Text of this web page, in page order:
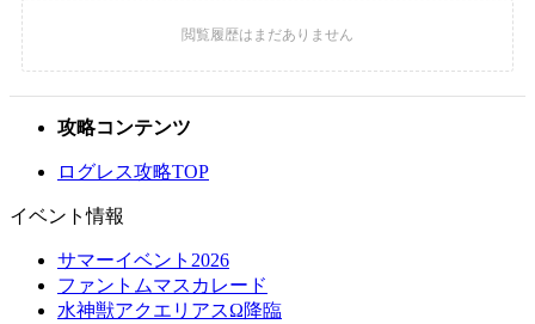
攻略コンテンツ
ログレス攻略TOP
イベント情報
サマーイベント2026
ファントムマスカレード
水神獣アクエリアスΩ降臨